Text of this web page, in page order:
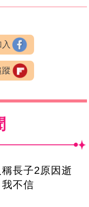
蹤
稱長子2原因逝
不信